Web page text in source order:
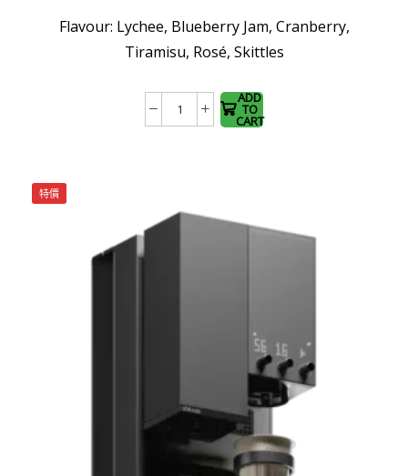
Flavour: Lychee, Blueberry Jam, Cranberry,
Tiramisu, Rosé, Skittles
哥
迪
衝
酵
ADD
TO
CART
has
multiple
The
options
product
page
特價